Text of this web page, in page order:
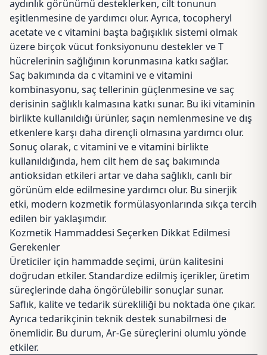
aydınlık görünümü desteklerken, cilt tonunun
eşitlenmesine de yardımcı olur. Ayrıca, tocopheryl
acetate ve c vitamini başta bağışıklık sistemi olmak
üzere birçok vücut fonksiyonunu destekler ve T
hücrelerinin sağlığının korunmasına katkı sağlar.
Saç bakımında da c vitamini ve e vitamini
kombinasyonu, saç tellerinin güçlenmesine ve saç
derisinin sağlıklı kalmasına katkı sunar. Bu iki vitaminin
birlikte kullanıldığı ürünler, saçın nemlenmesine ve dış
etkenlere karşı daha dirençli olmasına yardımcı olur.
Sonuç olarak, c vitamini ve e vitamini birlikte
kullanıldığında, hem cilt hem de saç bakımında
antioksidan etkileri artar ve daha sağlıklı, canlı bir
görünüm elde edilmesine yardımcı olur. Bu sinerjik
etki, modern kozmetik formülasyonlarında sıkça tercih
edilen bir yaklaşımdır.
Kozmetik Hammaddesi Seçerken Dikkat Edilmesi
Gerekenler
Üreticiler için hammadde seçimi, ürün kalitesini
doğrudan etkiler. Standardize edilmiş içerikler, üretim
süreçlerinde daha öngörülebilir sonuçlar sunar.
Saflık, kalite ve tedarik sürekliliği bu noktada öne çıkar.
Ayrıca tedarikçinin teknik destek sunabilmesi de
önemlidir. Bu durum, Ar-Ge süreçlerini olumlu yönde
etkiler.